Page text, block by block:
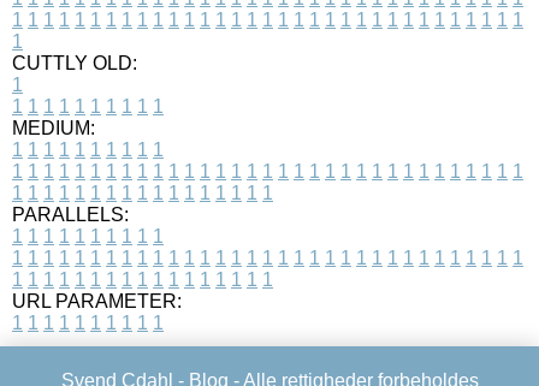
1 1 1 1 1 1 1 1 1 1 1 1 1 1 1 1 1 1 1 1 1 1 1 1 1 1 1 1 1 1 1 1 1
1
CUTTLY OLD:
1
1 1 1 1 1 1 1 1 1 1
MEDIUM:
1 1 1 1 1 1 1 1 1 1
1 1 1 1 1 1 1 1 1 1 1 1 1 1 1 1 1 1 1 1 1 1 1 1 1 1 1 1 1 1 1 1 1
1 1 1 1 1 1 1 1 1 1 1 1 1 1 1 1 1
PARALLELS:
1 1 1 1 1 1 1 1 1 1
1 1 1 1 1 1 1 1 1 1 1 1 1 1 1 1 1 1 1 1 1 1 1 1 1 1 1 1 1 1 1 1 1
1 1 1 1 1 1 1 1 1 1 1 1 1 1 1 1 1
URL PARAMETER:
1 1 1 1 1 1 1 1 1 1
Svend Cdahl - Blog - Alle rettigheder forbeholdes